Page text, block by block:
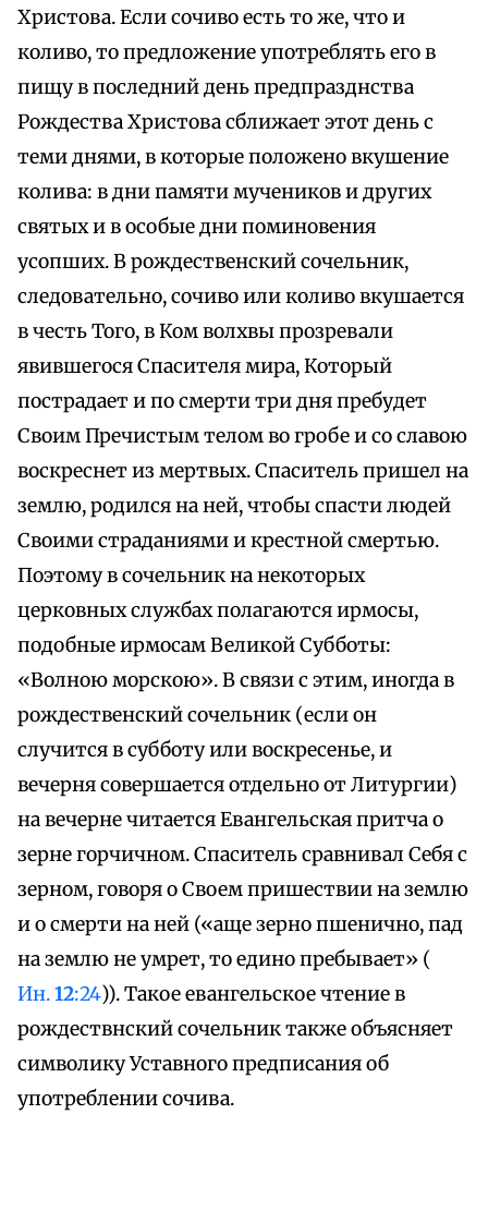
Христова. Если сочиво есть то же, что и
коливо, то предложение употреблять его в
пищу в последний день предпразднства
Рождества Христова сближает этот день с
теми днями, в которые положено вкушение
колива: в дни памяти мучеников и других
святых и в особые дни поминовения
усопших. В рождественский сочельник,
следовательно, сочиво или коливо вкушается
в честь Того, в Ком волхвы прозревали
явившегося Спасителя мира, Который
пострадает и по смерти три дня пребудет
Своим Пречистым телом во гробе и со славою
воскреснет из мертвых. Спаситель пришел на
землю, родился на ней, чтобы спасти людей
Своими страданиями и крестной смертью.
Поэтому в сочельник на некоторых
церковных службах полагаются ирмосы,
подобные ирмосам Великой Субботы:
«Волною морскою». В связи с этим, иногда в
рождественский сочельник (если он
случится в субботу или воскресенье, и
вечерня совершается отдельно от Литургии)
на вечерне читается Евангельская притча о
зерне горчичном. Спаситель сравнивал Себя с
зерном, говоря о Своем пришествии на землю
и о смерти на ней («аще зерно пшенично, пад
на землю не умрет, то едино пребывает» (
Ин.12:24)). Такое евангельское чтение в
рождествнский сочельник также объясняет
символику Уставного предписания об
употреблении сочива.